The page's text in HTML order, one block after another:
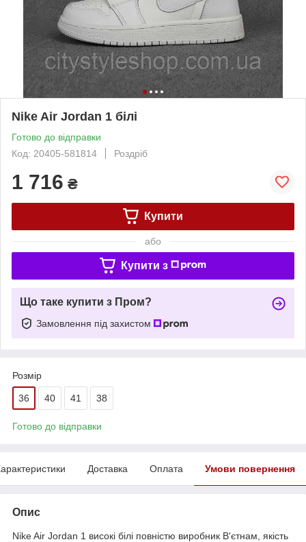
Nike Air Jordan 1 білі
Готово до відправки
Код: 20405-581814
Роздріб
1 716 ₴
Купити
або
Купити з
Що таке купити з Пром?
Замовлення під захистом
Розмір
36 40 41 38
Готово до відправки
Доставка Оплата Умови повернення
Опис
Nike Air Jordan 1 високі білі повністю виробник В'єтнам, якість